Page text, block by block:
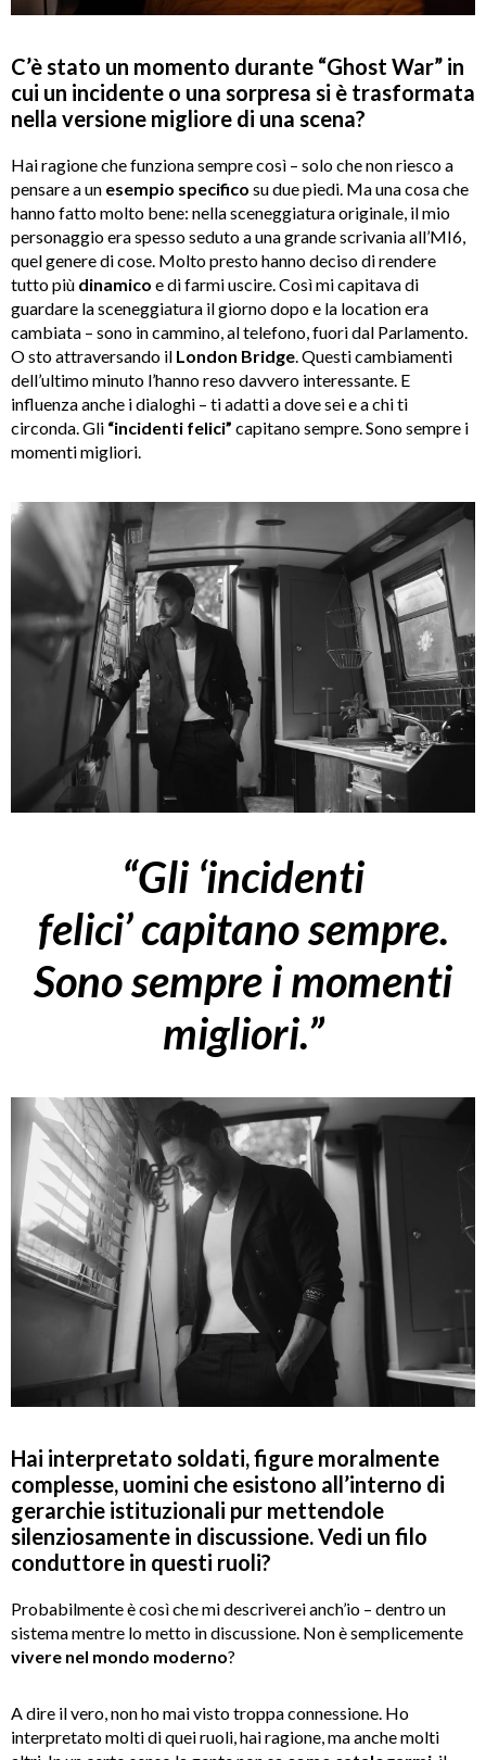
C’è stato un momento durante “Ghost War” in
cui un incidente o una sorpresa si è trasformata
nella versione migliore di una scena?
Hai ragione che funziona sempre così – solo che non riesco a
pensare a un esempio specifico su due piedi. Ma una cosa che
hanno fatto molto bene: nella sceneggiatura originale, il mio
personaggio era spesso seduto a una grande scrivania all’MI6,
quel genere di cose. Molto presto hanno deciso di rendere
tutto più dinamico e di farmi uscire. Così mi capitava di
guardare la sceneggiatura il giorno dopo e la location era
cambiata – sono in cammino, al telefono, fuori dal Parlamento.
O sto attraversando il London Bridge. Questi cambiamenti
dell’ultimo minuto l’hanno reso davvero interessante. E
influenza anche i dialoghi – ti adatti a dove sei e a chi ti
circonda. Gli “incidenti felici” capitano sempre. Sono sempre i
momenti migliori.
“Gli ‘incidenti
felici’ capitano sempre.
Sono sempre i momenti
migliori.”
Hai interpretato soldati, figure moralmente
complesse, uomini che esistono all’interno di
gerarchie istituzionali pur mettendole
silenziosamente in discussione. Vedi un filo
conduttore in questi ruoli?
Probabilmente è così che mi descriverei anch’io – dentro un
sistema mentre lo metto in discussione. Non è semplicemente
vivere nel mondo moderno?
A dire il vero, non ho mai visto troppa connessione. Ho
interpretato molti di quei ruoli, hai ragione, ma anche molti